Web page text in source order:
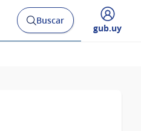
Abrir
buscador
Buscar
Desplegar
gub.uy